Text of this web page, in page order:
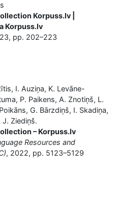
Korpuss.lv |
Korpuss.lv
pp. 202–223
I. Auziņa, K. Levāne-
P. Paikens, A. Znotiņš, L.
G. Bārzdiņš, I. Skadiņa,
J. Ziediņš.
– Korpuss.lv
Resources and
, 2022, pp. 5123–5129